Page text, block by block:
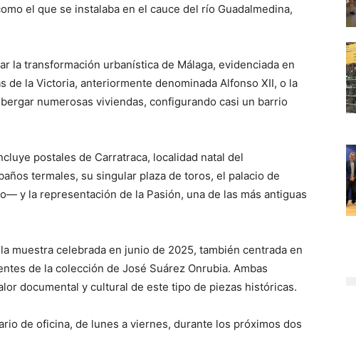
el que se instalaba en el cauce del río Guadalmedina,
la transformación urbanística de Málaga, evidenciada en
de la Victoria, anteriormente denominada Alfonso XII, o la
numerosas viviendas, configurando casi un barrio
postales de Carratraca, localidad natal del
termales, su singular plaza de toros, el palacio de
y la representación de la Pasión, una de las más antiguas
muestra celebrada en junio de 2025, también centrada en
de la colección de José Suárez Onrubia. Ambas
documental y cultural de este tipo de piezas históricas.
de oficina, de lunes a viernes, durante los próximos dos